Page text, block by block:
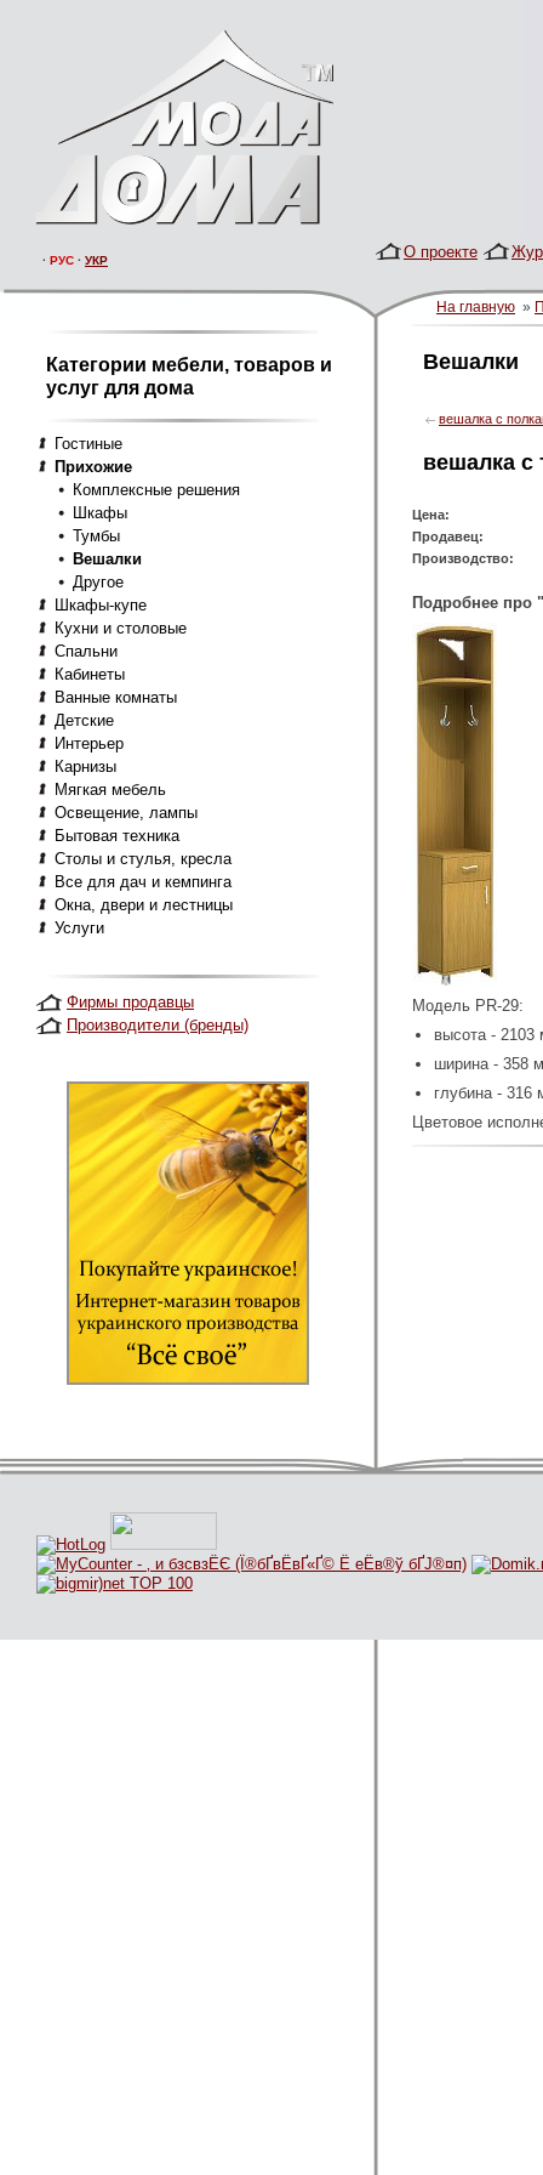
· РУС · УКР О проекте
На главную »
Категории мебели, товаров и
услуг для дома
Гостиные
Прихожие
Комплексные решения
Шкафы
Тумбы
Вешалки
Другое
Шкафы-купе
Кухни и столовые
Спальни
Кабинеты
Ванные комнаты
Детские
Интерьер
Карнизы
Мягкая мебель
Освещение, лампы
Бытовая техника
Столы и стулья, кресла
Все для дач и кемпинга
Окна, двери и лестницы
Услуги
Фирмы продавцы
Производители (бренды)
Вешалки
вешалка с
вешалка с
Цена:
Продавец:
Производство:
Подробнее про
Модель PR-29:
высота - 2103
ширина - 358
глубина - 316
Цветовое